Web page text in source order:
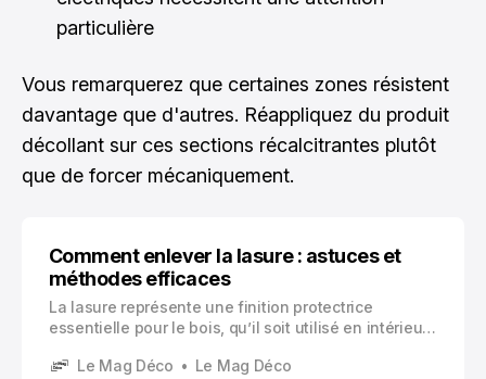
particulière
Vous remarquerez que certaines zones résistent
davantage que d'autres. Réappliquez du produit
décollant sur ces sections récalcitrantes plutôt
que de forcer mécaniquement.
Comment enlever la lasure : astuces et
méthodes efficaces
La lasure représente une finition protectrice
essentielle pour le bois, qu’il soit utilisé en intérieur
crée une barrière efficace contre l’humidité, les UV,
Le Mag Déco Le Mag Déco